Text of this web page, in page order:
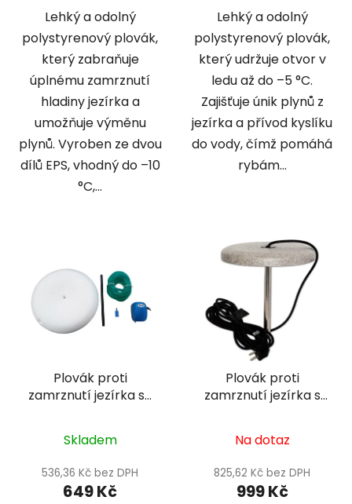
Lehký a odolný
polystyrenový plovák,
který zabraňuje
úplnému zamrznutí
hladiny jezírka a
umožňuje výměnu
plynů. Vyroben ze dvou
dílů EPS, vhodný do –10
°C,...
Lehký a odolný
polystyrenový plovák,
který udržuje otvor v
ledu až do –5 °C.
Zajišťuje únik plynů z
jezírka a přívod kyslíku
do vody, čímž pomáhá
rybám...
Plovák proti
zamrznutí jezírka se
Skladem
536,36 Kč bez DPH
649 Kč
Plovák proti
zamrznutí jezírka s
Na dotaz
825,62 Kč bez DPH
999 Kč